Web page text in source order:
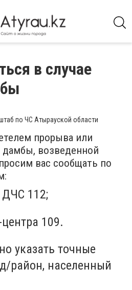
в случае
по ЧС Атырауской области
прорыва или
возведенной
вас сообщать по
ДЧС 112;
109.
указать точные
район, населенный